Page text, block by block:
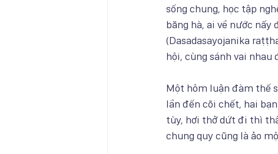
sống chung, học tập
băng hà, ai về nước
(Dasadasayojanika
hội, cùng sánh vai nhau
Một hôm luận đàm thế
lần đến cõi chết, hai
tùy, hơi thở dứt đi thì
chung quy cũng là ảo